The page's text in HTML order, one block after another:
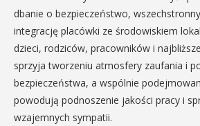
dbanie o bezpieczeństwo,
integrację placówki ze środowiskiem
dzieci, rodziców, pracowników i
sprzyja tworzeniu atmosfery zaufania i
bezpieczeństwa, a wspólnie
powodują podnoszenie jakości pracy i
wzajemnych sympatii.